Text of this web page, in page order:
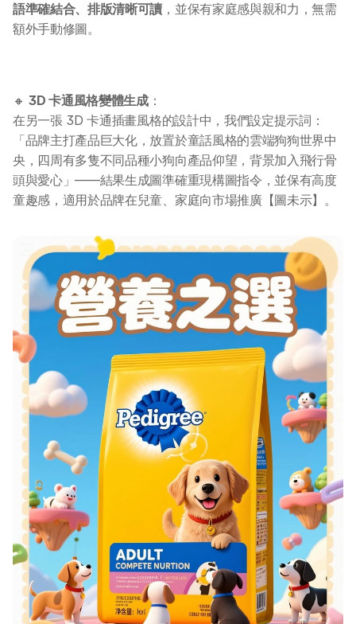
語準確結合、排版清晰可讀 ，並保有家庭感與親和力，無需
額外手動修圖。
🔸 3D 卡通風格變體生成：
在另一張 3D 卡通插畫風格的設計中，我們設定提示詞：
「品牌主打產品巨大化，放置於童話風格的雲端狗狗世界中
央，四周有多隻不同品種小狗向產品仰望，背景加入飛行骨
頭與愛心」——結果生成圖準確重現構圖指令，並保有高度
童趣感，適用於品牌在兒童、家庭向市場推廣【圖未示】。